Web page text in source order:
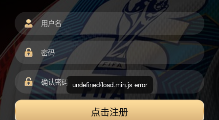
点击注册
undefined/load.min.js error